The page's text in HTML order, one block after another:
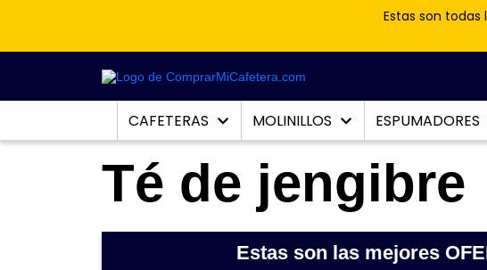
Estas son todas
CAFETERAS MOLINILLOS ESPUMADORES
Té de jengibre
Estas son las mejores